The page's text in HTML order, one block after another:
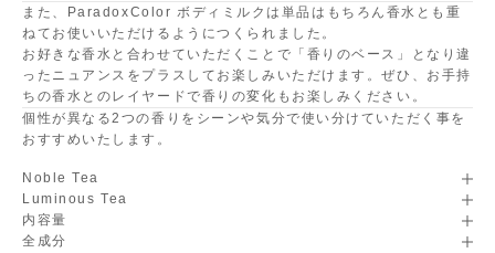
また、ParadoxColor ボディミルクは単品はもちろん香水とも重
ねてお使いいただけるようにつくられました。
お好きな香水と合わせていただくことで「香りのベース」となり違
ったニュアンスをプラスしてお楽しみいただけます。ぜひ、お手持
ちの香水とのレイヤードで香りの変化もお楽しみください。
個性が異なる2つの香りをシーンや気分で使い分けていただく事を
おすすめいたします。
Noble Tea
Luminous Tea
内容量
全成分